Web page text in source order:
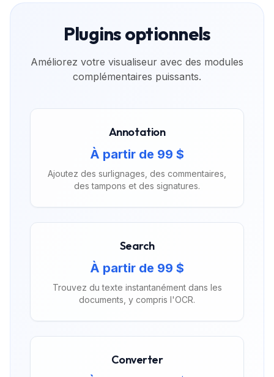
Plugins optionnels
Améliorez votre visualiseur avec des modules
complémentaires puissants.
Annotation
À partir de 99 $
Ajoutez des surlignages, des commentaires,
des tampons et des signatures.
Search
À partir de 99 $
Trouvez du texte instantanément dans les
documents, y compris l'OCR.
Converter